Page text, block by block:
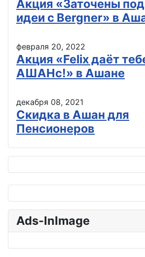
Акция «Заточены
идеи с Bergner» в
февраля 20, 2022
Акция «Felix даёт
АШАНс!» в Ашане
декабря 08, 2021
Скидка в Ашан для
Пенсионеров
Ads-InImage